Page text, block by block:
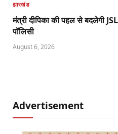
झारखंड
मंत्री दीपिका की पहल से बदलेगी
पॉलिसी
August 6, 2026
Advertisement